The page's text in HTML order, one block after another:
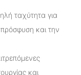
ταχύτητα για
πρόσφυση και την
και